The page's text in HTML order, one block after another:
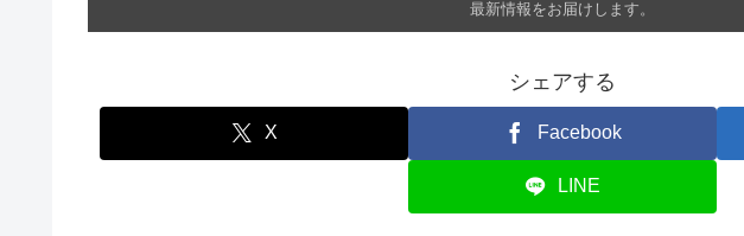
最新情報をお届けします。
シェアする
X Facebook
LINE